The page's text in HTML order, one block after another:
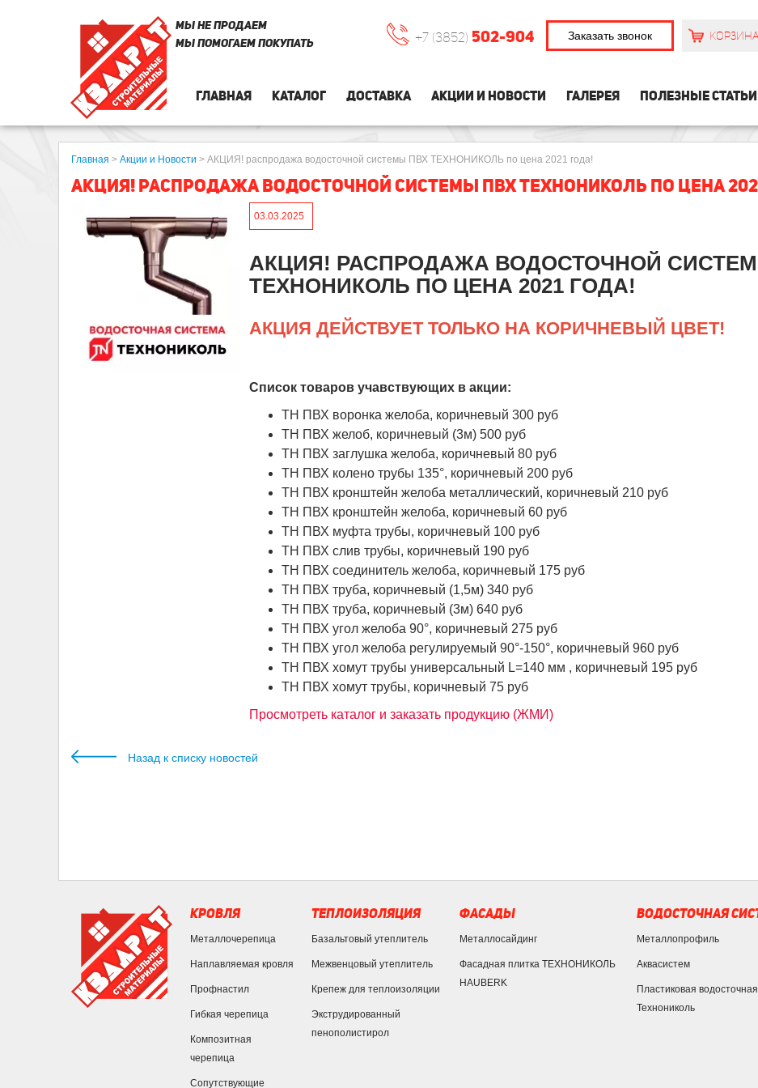
МЫ НЕ ПРОДАЕМ
МЫ ПОМОГАЕМ ПОКУПАТЬ
+7 (3852) 502-904 Заказать звонок КОРЗИНА
ГЛАВНАЯ КАТАЛОГ ДОСТАВКА АКЦИИ И НОВОСТИ ГАЛЕРЕЯ ПОЛЕЗНЫЕ СТАТЬИ
Главная > Акции и Новости > АКЦИЯ! распродажа водосточной системы ПВХ ТЕХНОНИКОЛЬ по цена 2021 года!
АКЦИЯ! РАСПРОДАЖА ВОДОСТОЧНОЙ СИСТЕМЫ ПВХ ТЕХНОНИКОЛЬ ПО ЦЕНА
03.03.2025
АКЦИЯ! РАСПРОДАЖА ВОДОСТОЧНОЙ
ТЕХНОНИКОЛЬ ПО ЦЕНА 2021 ГОДА!
АКЦИЯ ДЕЙСТВУЕТ ТОЛЬКО НА КОРИЧНЕВЫЙ ЦВЕТ!
Список товаров учавствующих в акции:
ТН ПВХ воронка желоба, коричневый 300 руб
ТН ПВХ желоб, коричневый (3м) 500 руб
ТН ПВХ заглушка желоба, коричневый 80 руб
ТН ПВХ колено трубы 135°, коричневый 200 руб
ТН ПВХ кронштейн желоба металлический, коричневый 210 руб
ТН ПВХ кронштейн желоба, коричневый 60 руб
ТН ПВХ муфта трубы, коричневый 100 руб
ТН ПВХ слив трубы, коричневый 190 руб
ТН ПВХ соединитель желоба, коричневый 175 руб
ТН ПВХ труба, коричневый (1,5м) 340 руб
ТН ПВХ труба, коричневый (3м) 640 руб
ТН ПВХ угол желоба 90°, коричневый 275 руб
ТН ПВХ угол желоба регулируемый 90°-150°, коричневый 960 руб
ТН ПВХ хомут трубы универсальный L=140 мм , коричневый 195 руб
ТН ПВХ хомут трубы, коричневый 75 руб
Просмотреть каталог и заказать продукцию (ЖМИ)
Назад к списку новостей
КРОВЛЯ
Металлочерепица
Наплавляемая кровля
Профнастил
Гибкая черепица
Композитная
черепица
Сопутствующие
ТЕПЛОИЗОЛЯЦИЯ
Базальтовый утеплитель
Межвенцовый утеплитель
Крепеж для теплоизоляции
Экструдированный
пенополистирол
ФАСАДЫ
Металлосайдинг
Фасадная плитка ТЕХНОНИКОЛЬ
HAUBERK
ВОДОСТОЧНАЯ
Металлопрофиль
Аквасистем
Пластиковая
Технониколь